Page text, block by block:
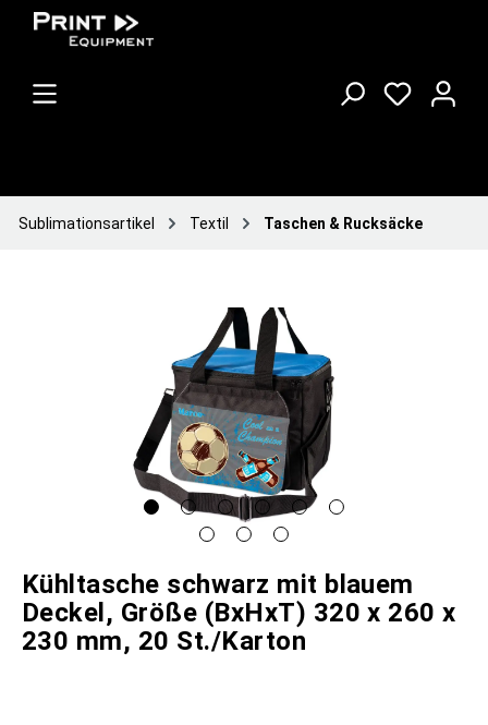
Sublimationsartikel Textil Taschen & Rucksäcke
Kühltasche schwarz mit blauem
Deckel, Größe (BxHxT) 320 x 260 x
230 mm, 20 St./Karton